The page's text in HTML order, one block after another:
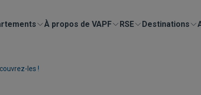
À propos de VAPF RSE Destinations
les !